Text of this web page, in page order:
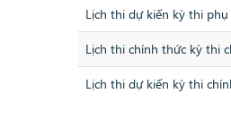
Lịch thi dự kiến kỳ thi
Lịch thi chính thức kỳ thi
Lịch thi dự kiến kỳ thi